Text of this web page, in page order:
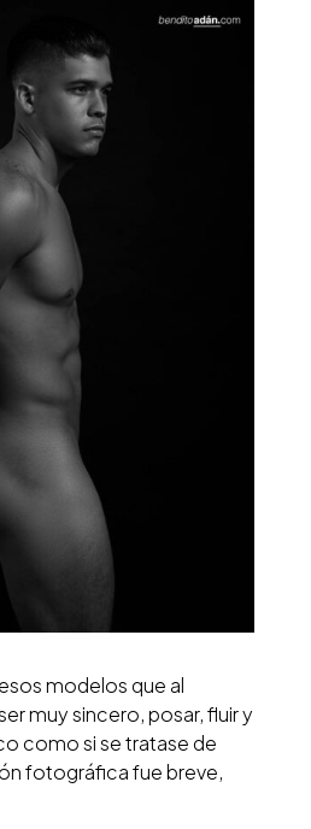
modelos que al
muy sincero, posar, fluir y
como si se tratase de
fotográfica fue breve,